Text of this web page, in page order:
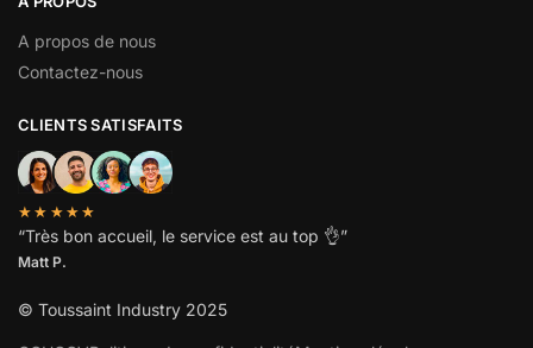
A propos de nous
Contactez-nous
CLIENTS SATISFAITS
★★★★★
“Très bon accueil, le service est au top 👌”
Matt P.
© Toussaint Industry 2025